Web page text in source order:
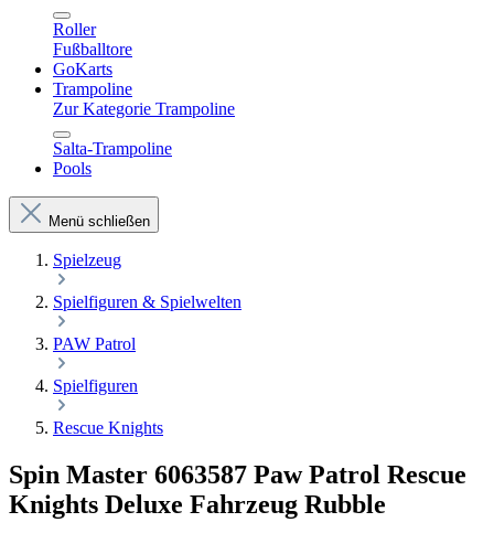
Roller
Fußballtore
GoKarts
Trampoline
Zur Kategorie Trampoline
Salta-Trampoline
Pools
Menü schließen
Spielzeug
Spielfiguren & Spielwelten
PAW Patrol
Spielfiguren
Rescue Knights
Spin Master 6063587 Paw Patrol Rescue
Knights Deluxe Fahrzeug Rubble